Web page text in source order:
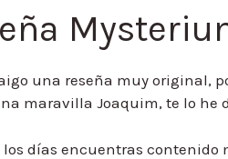
una reseña muy original,
maravilla Joaquim, te lo he
los días encuentras contenido